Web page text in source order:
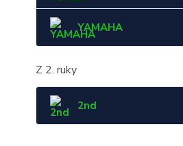
YAMAHA
Z 2. ruky
2nd